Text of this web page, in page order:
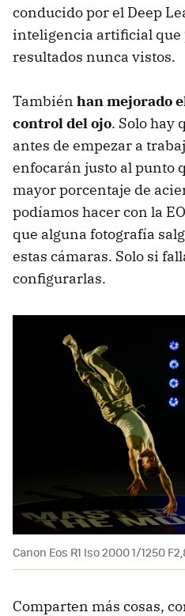
conducido por el Deep
inteligencia artificial que
resultados nunca vistos.
También han mejorado
control del ojo. Solo hay
antes de empezar a
enfocarán justo al punto
mayor porcentaje de
podíamos hacer con la
que alguna fotografía
estas cámaras. Solo si
configurarlas.
Canon Eos R1 Iso 2000 1/1250
Comparten más cosas,